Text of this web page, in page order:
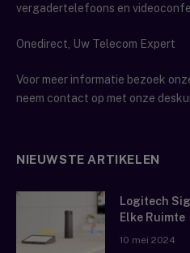
vergadertelefoons en
Onedirect, Uw Telecom Expert
Voor meer informatie bezoek
neem contact op met onze
NIEUWSTE ARTIKELEN
Logitech
Elke Ruimte
10 mei 2024